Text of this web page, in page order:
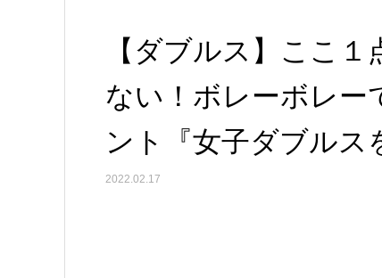
【ダブルス】ここ
ない！ボレーボレー
ント『女子ダブルス
2022.02.17